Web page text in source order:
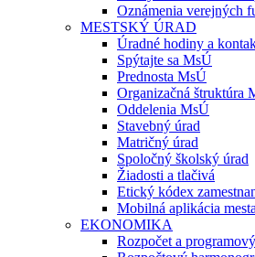
Oznámenia verejných
MESTSKÝ ÚRAD
Úradné hodiny a
Spýtajte sa MsÚ
Prednosta MsÚ
Organizačná štruktúra
Oddelenia MsÚ
Stavebný úrad
Matričný úrad
Spoločný školský úrad
Žiadosti a tlačivá
Etický kódex
Mobilná aplikácia mesta
EKONOMIKA
Rozpočet a